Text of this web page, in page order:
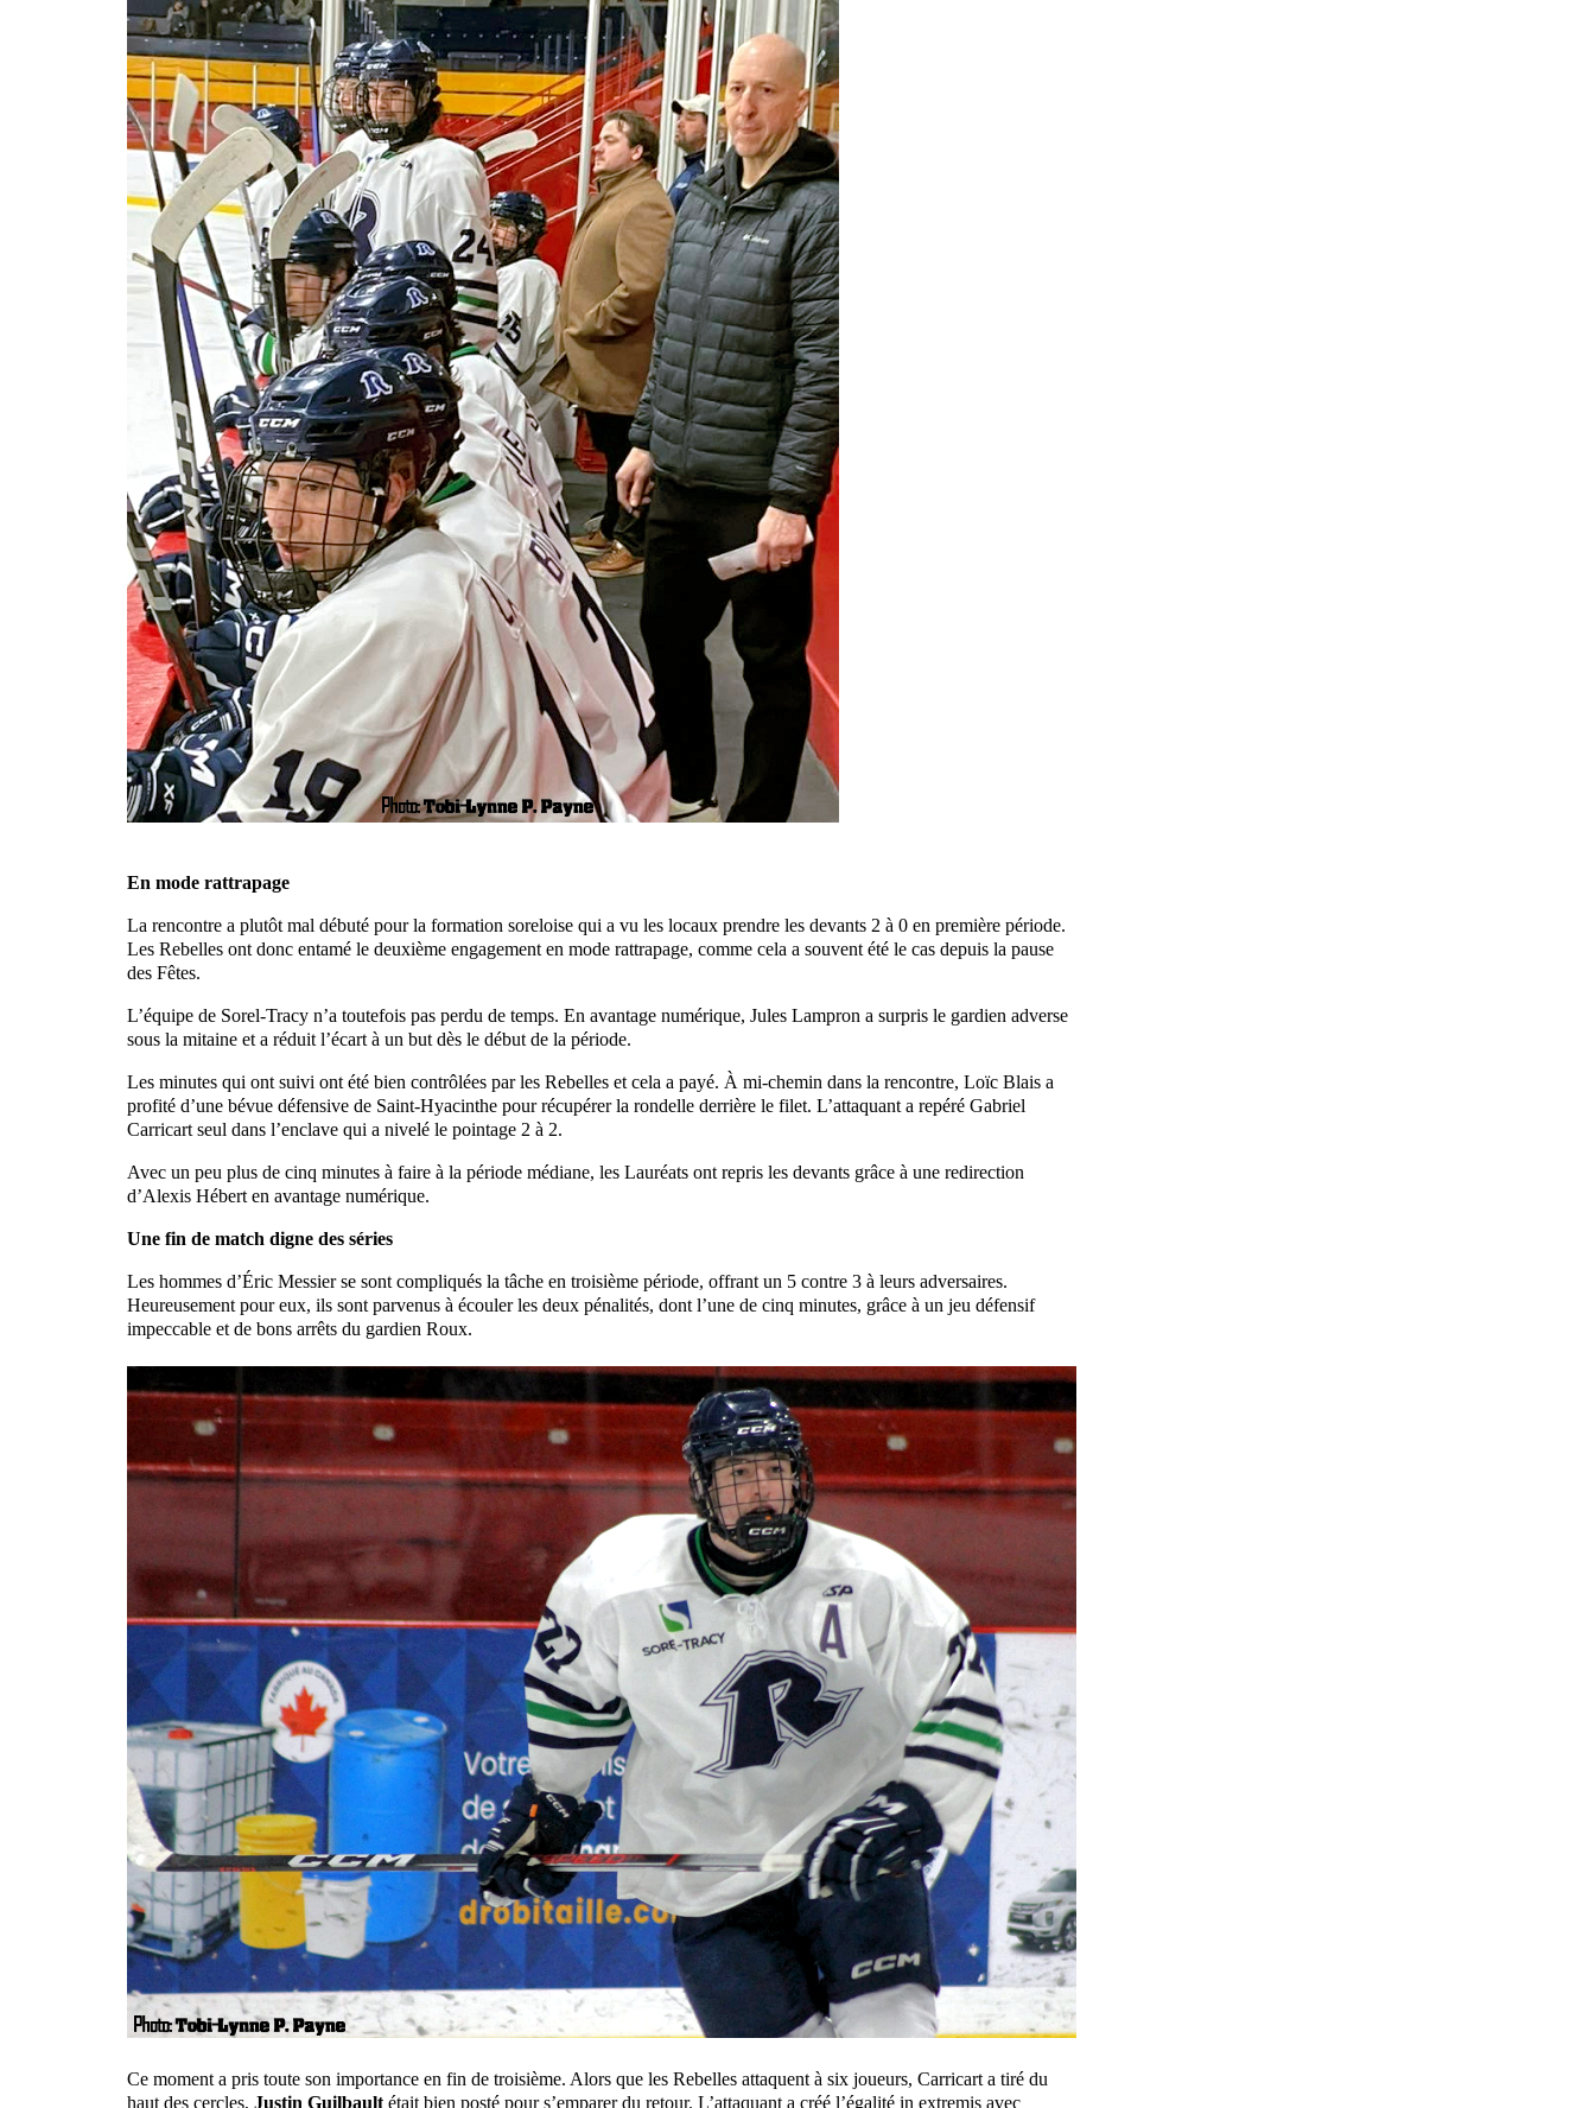
En mode rattrapage
La rencontre a plutôt mal débuté pour la formation soreloise qui a vu les locaux prendre les devants 2 à 0 en première période.
Les Rebelles ont donc entamé le deuxième engagement en mode rattrapage, comme cela a souvent été le cas depuis la pause
des Fêtes.
L’équipe de Sorel-Tracy n’a toutefois pas perdu de temps. En avantage numérique, Jules Lampron a surpris le gardien adverse
sous la mitaine et a réduit l’écart à un but dès le début de la période.
Les minutes qui ont suivi ont été bien contrôlées par les Rebelles et cela a payé. À mi-chemin dans la rencontre, Loïc Blais a
profité d’une bévue défensive de Saint-Hyacinthe pour récupérer la rondelle derrière le filet. L’attaquant a repéré Gabriel
Carricart seul dans l’enclave qui a nivelé le pointage 2 à 2.
Avec un peu plus de cinq minutes à faire à la période médiane, les Lauréats ont repris les devants grâce à une redirection
d’Alexis Hébert en avantage numérique.
Une fin de match digne des séries
Les hommes d’Éric Messier se sont compliqués la tâche en troisième période, offrant un 5 contre 3 à leurs adversaires.
Heureusement pour eux, ils sont parvenus à écouler les deux pénalités, dont l’une de cinq minutes, grâce à un jeu défensif
impeccable et de bons arrêts du gardien Roux.
Ce moment a pris toute son importance en fin de troisième. Alors que les Rebelles attaquent à six joueurs, Carricart a tiré du
haut des cercles, Justin Guilbault était bien posté pour s’emparer du retour. L’attaquant a créé l’égalité in extremis avec